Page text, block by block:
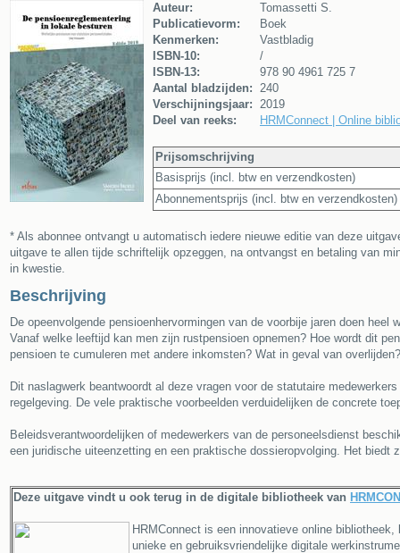
Auteur:
Tomassetti S.
Publicatievorm:
Boek
Kenmerken:
Vastbladig
ISBN-10:
/
ISBN-13:
978 90 4961 725 7
Aantal bladzijden: 240
Verschijningsjaar: 2019
Deel van reeks:
HRMConnect | Online
Prijsomschrijving
Basisprijs (incl. btw en verzendkosten)
Abonnementsprijs (incl. btw en verzendkosten)
* Als abonnee ontvangt u automatisch iedere nieuwe editie van deze
uitgave te allen tijde schriftelijk opzeggen, na ontvangst en betaling van
in kwestie.
Beschrijving
De opeenvolgende pensioenhervormingen van de voorbije jaren doen
Vanaf welke leeftijd kan men zijn rustpensioen opnemen? Hoe wordt dit
pensioen te cumuleren met andere inkomsten? Wat in geval van overlijden?
Dit naslagwerk beantwoordt al deze vragen voor de statutaire
regelgeving. De vele praktische voorbeelden verduidelijken de concrete
Beleidsverantwoordelijken of medewerkers van de personeelsdienst
een juridische uiteenzetting en een praktische dossieropvolging. Het
Deze uitgave vindt u ook terug in de digitale bibliotheek van
HRMConnect is een innovatieve online
unieke en gebruiksvriendelijke digitale